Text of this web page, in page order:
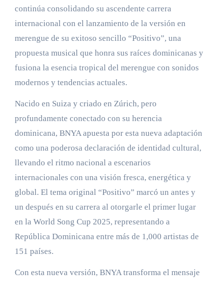
continúa consolidando su ascendente carrera
internacional con el lanzamiento de la versión en
merengue de su exitoso sencillo “Positivo”, una
propuesta musical que honra sus raíces dominicanas y
fusiona la esencia tropical del merengue con sonidos
modernos y tendencias actuales.
Nacido en Suiza y criado en Zúrich, pero
profundamente conectado con su herencia
dominicana, BNYA apuesta por esta nueva adaptación
como una poderosa declaración de identidad cultural,
llevando el ritmo nacional a escenarios
internacionales con una visión fresca, energética y
global. El tema original “Positivo” marcó un antes y
un después en su carrera al otorgarle el primer lugar
en la World Song Cup 2025, representando a
República Dominicana entre más de 1,000 artistas de
151 países.
Con esta nueva versión, BNYA transforma el mensaje